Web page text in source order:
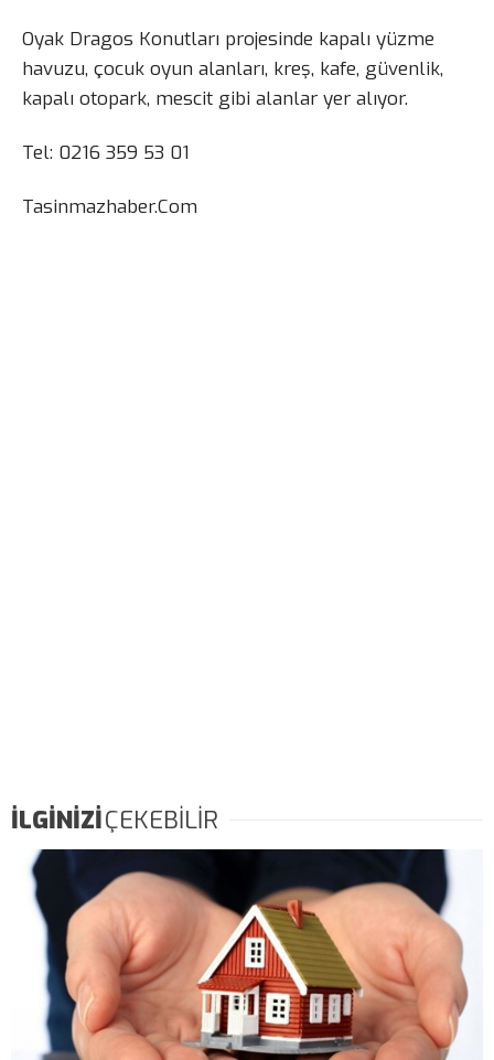
Oyak Dragos Konutları projesinde kapalı yüzme
havuzu, çocuk oyun alanları, kreş, kafe, güvenlik,
kapalı otopark, mescit gibi alanlar yer alıyor.
Tel: 0216 359 53 01
Tasinmazhaber.Com
İLGİNİZİÇEKEBİLİR